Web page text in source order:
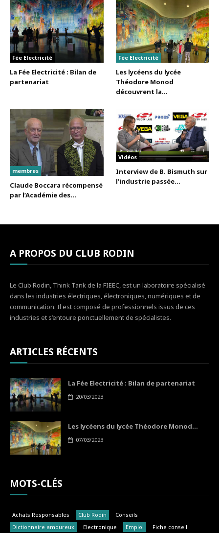
Fée Electricité
La Fée Electricité : Bilan de
partenariat
Fée Electricité
Les lycéens du lycée
Théodore Monod
découvrent la...
membres
Claude Boccara récompensé
par l’Académie des...
Vidéos
Interview de B. Bismuth sur
l’industrie passée...
A PROPOS DU CLUB RODIN
Le Club Rodin, Think Tank de la FIEEC, est un laboratoire spécialisé
dans les industries électriques, électroniques, numériques et de
communication. Il est composé de professionnels issus de ces
industries et s’entoure ponctuellement de spécialistes.
ARTICLES RÉCENTS
La Fée Electricité : Bilan de partenariat
20/03/2023
Les lycéens du lycée Théodore Monod...
07/03/2023
MOTS-CLÉS
Achats Responsables Club Rodin
Conseils
Dictionnaire amoureux
Electronique Emploi Fiche conseil